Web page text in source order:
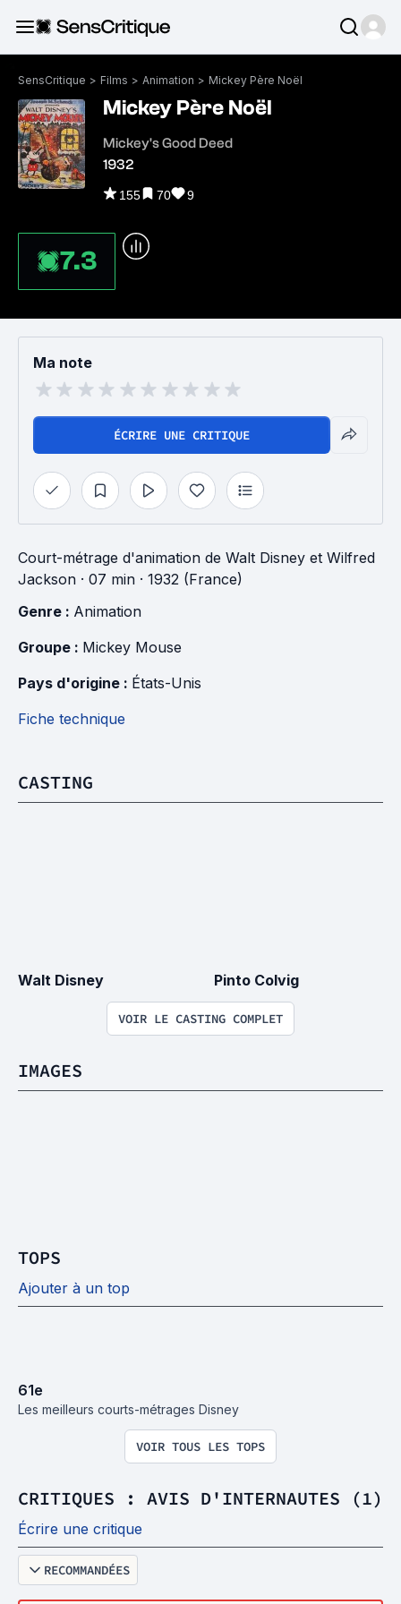
SensCritique > Films > Animation > Mickey Père Noël
Mickey Père Noël
Mickey's Good Deed
1932
155 70 9
7.3
Ma note
ÉCRIRE UNE CRITIQUE
Court-métrage d'animation de Walt Disney et Wilfred
Jackson · 07 min · 1932 (France)
Genre : Animation
Groupe : Mickey Mouse
Pays d'origine : États-Unis
Fiche technique
CASTING
Walt Disney Pinto Colvig
VOIR LE CASTING COMPLET
IMAGES
TOPS
Ajouter à un top
61e
Les meilleurs courts-métrages Disney
VOIR TOUS LES TOPS
CRITIQUES : AVIS D'INTERNAUTES (1)
Écrire une critique
RECOMMANDÉES